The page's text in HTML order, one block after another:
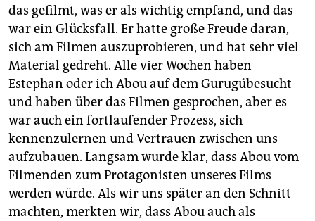
das gefilmt, was er als wichtig empfand, und das
war ein Glücksfall. Er hatte große Freude daran,
sich am Filmen auszuprobieren, und hat sehr viel
Material gedreht. Alle vier Wochen haben
Estephan oder ich Abou auf dem Gurugúbesucht
und haben über das Filmen gesprochen, aber es
war auch ein fortlaufender Prozess, sich
kennenzulernen und Vertrauen zwischen uns
aufzubauen. Langsam wurde klar, dass Abou vom
Filmenden zum Protagonisten unseres Films
werden würde. Als wir uns später an den Schnitt
machten, merkten wir, dass Abou auch als